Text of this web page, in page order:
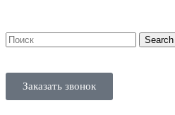
Search
Заказать звонок